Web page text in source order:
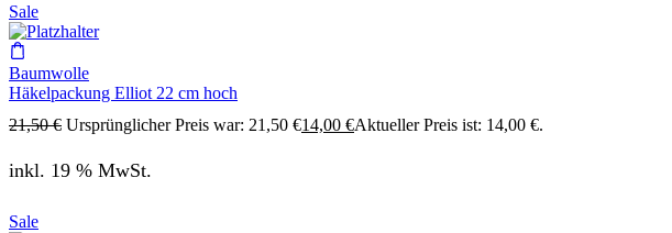
Sale
Baumwolle
Häkelpackung Elliot 22 cm hoch
21,50€ Ursprünglicher Preis war: 21,50 €14,00 €Aktueller Preis ist: 14,00 €.
inkl. 19 % MwSt.
Sale